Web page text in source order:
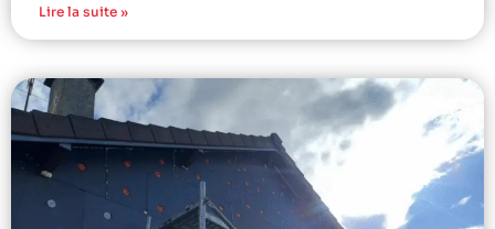
Lire la suite »